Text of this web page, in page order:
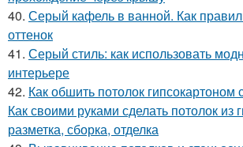
40. Серый кафель в ванной. Как
оттенок
41. Серый стиль: как использовать
интерьере
42. Как обшить потолок гипсокартоном
Как своими руками сделать потолок из
разметка, сборка, отделка